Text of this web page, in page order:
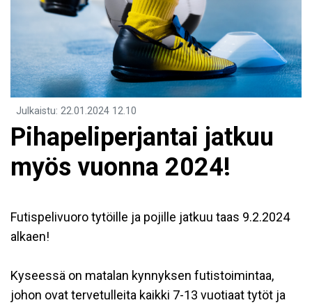
Julkaistu: 22.01.2024 12.10
Pihapeliperjantai jatkuu
myös vuonna 2024!
Futispelivuoro tytöille ja pojille jatkuu taas 9.2.2024
alkaen!
Kyseessä on matalan kynnyksen futistoimintaa,
johon ovat tervetulleita kaikki 7-13 vuotiaat tytöt ja